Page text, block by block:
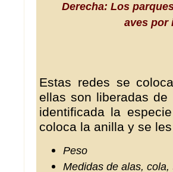
Derecha: Los
aves por
Estas redes se
ellas son liberadas
identificada la
coloca la anilla y se
Peso
Medidas de alas,